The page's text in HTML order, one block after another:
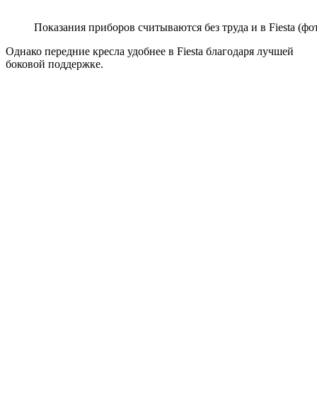
Показания приборов считываются без труда и в Fiesta
Однако передние кресла удобнее в Fiesta благодаря лучшей
боковой поддержке.